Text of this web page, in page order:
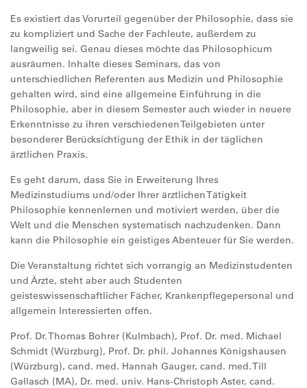
Es existiert das Vorurteil gegenüber der Philosophie, dass sie
zu kompliziert und Sache der Fachleute, außerdem zu
langweilig sei. Genau dieses möchte das Philosophicum
ausräumen. Inhalte dieses Seminars, das von
unterschiedlichen Referenten aus Medizin und Philosophie
gehalten wird, sind eine allgemeine Einführung in die
Philosophie, aber in diesem Semester auch wieder in neuere
Erkenntnisse zu ihren verschiedenen Teilgebieten unter
besonderer Berücksichtigung der Ethik in der täglichen
ärztlichen Praxis.
Es geht darum, dass Sie in Erweiterung Ihres
Medizinstudiums und/oder Ihrer ärztlichen Tätigkeit
Philosophie kennenlernen und motiviert werden, über die
Welt und die Menschen systematisch nachzudenken. Dann
kann die Philosophie ein geistiges Abenteuer für Sie werden.
Die Veranstaltung richtet sich vorrangig an Medizinstudenten
und Ärzte, steht aber auch Studenten
geisteswissenschaftlicher Fächer, Krankenpflegepersonal und
allgemein Interessierten offen.
Prof. Dr. Thomas Bohrer (Kulmbach), Prof. Dr. med. Michael
Schmidt (Würzburg), Prof. Dr. phil. Johannes Königshausen
(Würzburg), cand. med. Hannah Gauger, cand. med. Till
Gallasch (MA), Dr. med. univ. Hans-Christoph Aster, cand.